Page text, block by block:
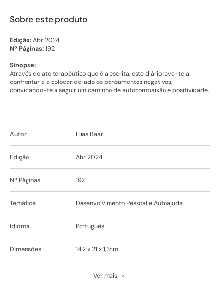
Sobre este produto
Edição:Abr 2024
Nº Páginas:192
Sinopse:
Através do ato terapêutico que é a escrita, este diário leva-te a
confrontar e a colocar de lado os pensamentos negativos,
convidando-te a seguir um caminho de autocompaixão e positividade.
Autor Elias Baar
Edição Abr 2024
Nº Páginas 192
Temática Desenvolvimento Pessoal e Autoajuda
Idioma Português
Dimensões 14,2 x 21 x 1,3cm
Ver mais